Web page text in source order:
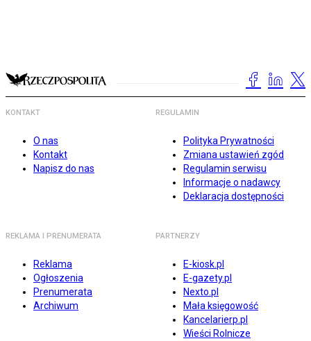
KONTAKT
O nas
Kontakt
Napisz do nas
REGULAMIN
Polityka Prywatności
Zmiana ustawień zgód
Regulamin serwisu
Informacje o nadawcy
Deklaracja dostępności
REKLAMA I PRENUMERATA
Reklama
Ogłoszenia
Prenumerata
Archiwum
PARTNERZY
E-kiosk.pl
E-gazety.pl
Nexto.pl
Mała księgowość
Kancelarierp.pl
Wieści Rolnicze